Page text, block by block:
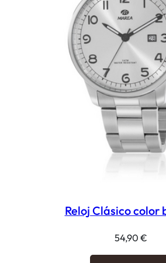
Reloj Clásico color
54,90 €